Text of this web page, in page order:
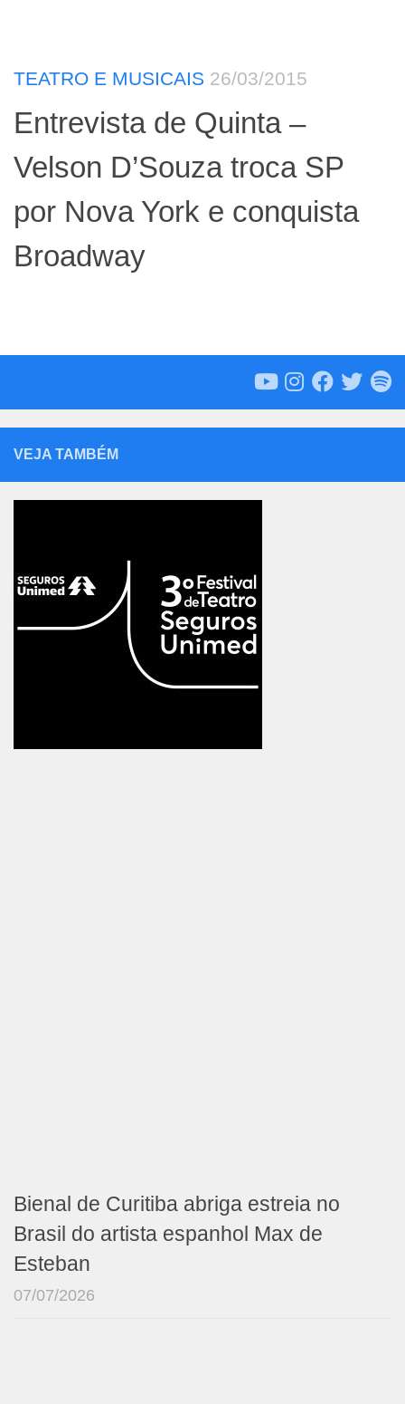
TEATRO E MUSICAIS 26/03/2015
Entrevista de Quinta –
Velson D’Souza troca SP
por Nova York e conquista
Broadway
VEJA TAMBÉM
Bienal de Curitiba abriga estreia no
Brasil do artista espanhol Max de
Esteban
07/07/2026